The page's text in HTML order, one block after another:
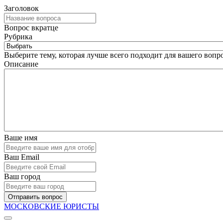
Заголовок
Вопрос вкратце
Рубрика
Выберите тему, которая лучше всего подходит для вашего
Описание
Ваше имя
Ваш Email
Ваш город
Отправить вопрос
МОСКОВСКИЕ ЮРИСТЫ